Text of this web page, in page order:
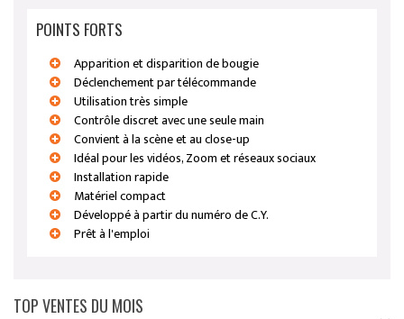
TOP VENTES DU MOIS
POINTS FORTS
Apparition et disparition de bougie
Déclenchement par télécommande
Utilisation très simple
Contrôle discret avec une seule main
Convient à la scène et au close-up
Idéal pour les vidéos, Zoom et réseaux sociaux
Installation rapide
Matériel compact
Développé à partir du numéro de C.Y.
Prêt à l'emploi